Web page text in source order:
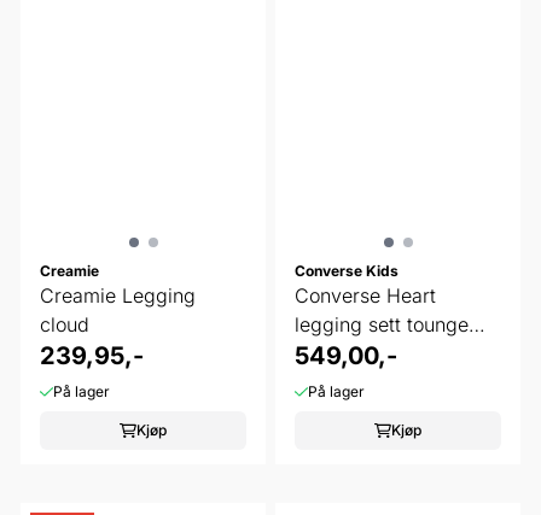
Creamie
Creamie Legging
cloud
239,95,-
På lager
Kjøp
Converse Kids
Converse Heart
legging sett tounge
tide
549,00,-
På lager
Kjøp